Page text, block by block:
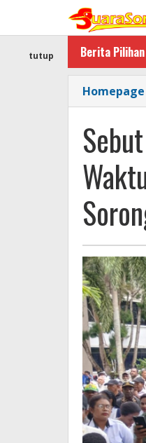
Berita Pilihan
tutup
Homepage